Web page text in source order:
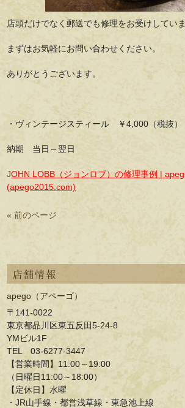
店頭だけでなく郵送でも修理をお受けしていま
まずはお気軽にお問い合わせください。
ありがとうございます。
・ヴィンテージスティール ￥4,000（税抜）
納期 当日～翌日
JOHN LOBB（ジョンロブ）の修理事例 |
(apego2015.com)
« 前のページ
店舗情報
apego（アペーゴ）
〒141-0022
東京都品川区東五反田5-24-8
YMビル1F
TEL 03-6277-3447
【営業時間】11:00～19:00
（日曜日11:00～18:00）
【定休日】水曜
・JR山手線・都営浅草線・東急池上線